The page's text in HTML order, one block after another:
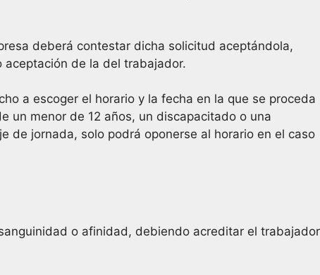
deberá contestar dicha solicitud aceptándola,
de la del trabajador.
a escoger el horario y la fecha en la que se proceda
un menor de 12 años, un discapacitado o una
de jornada, solo podrá oponerse al horario en el caso
o afinidad, debiendo acreditar el trabajador